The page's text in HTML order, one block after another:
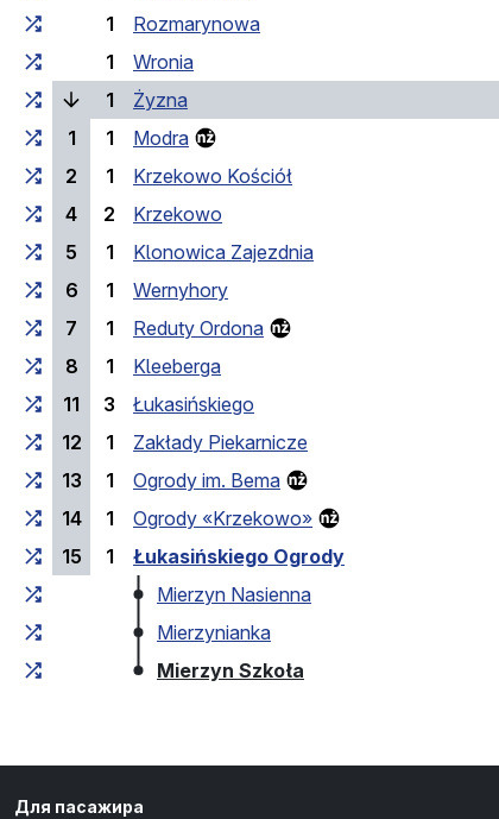
1
Rozmarynowa
1
Wronia
1
Żyzna
1
1
Modra
2
1
Krzekowo Kościół
4
2
Krzekowo
5
1
Klonowica Zajezdnia
6
1
Wernyhory
7
1
Reduty Ordona
8
1
Kleeberga
11
3
Łukasińskiego
12
1
Zakłady Piekarnicze
13
1
Ogrody im. Bema
14
1
Ogrody «Krzekowo»
15
1
Łukasińskiego Ogrody
Mierzyn Nasienna
Mierzynianka
Mierzyn Szkoła
Для пасажира